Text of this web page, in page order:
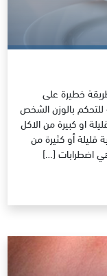
خطيرة على
بالوزن الشخص
او كبيرة من الاكل
قليلة أو كثيرة من
اضطرابات […]